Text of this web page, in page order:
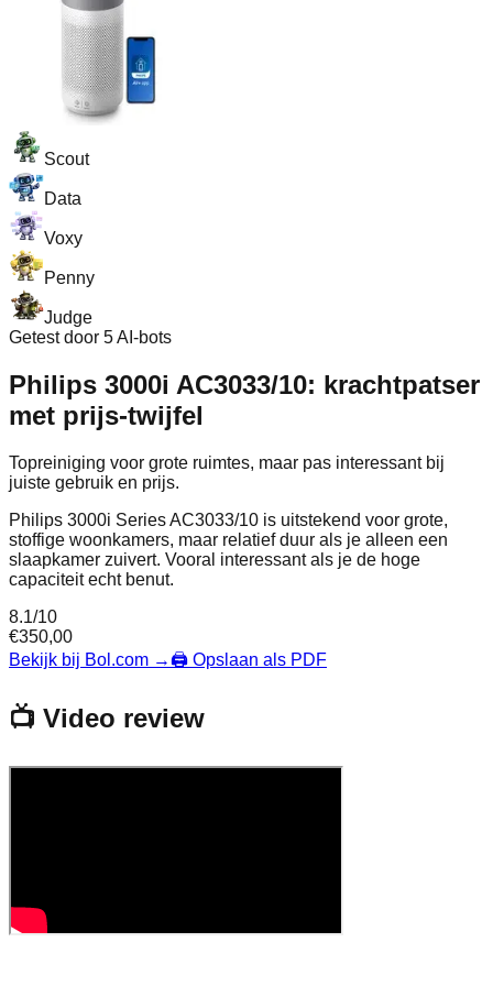
Scout
Data
Voxy
Penny
Judge
Getest door 5 AI-bots
Philips 3000i AC3033/10: krachtpatser
met prijs-twijfel
Topreiniging voor grote ruimtes, maar pas interessant bij
juiste gebruik en prijs.
Philips 3000i Series AC3033/10 is uitstekend voor grote,
stoffige woonkamers, maar relatief duur als je alleen een
slaapkamer zuivert. Vooral interessant als je de hoge
capaciteit echt benut.
8.1/10
€350,00
Bekijk bij Bol.com →🖨️ Opslaan als PDF
📺 Video review